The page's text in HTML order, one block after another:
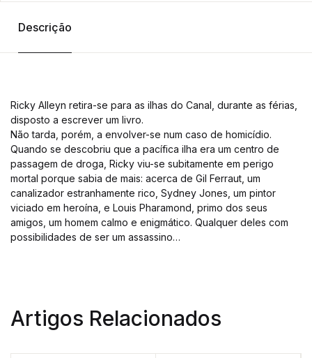
Descrição
Ricky Alleyn retira-se para as ilhas do Canal, durante as férias,
disposto a escrever um livro.
Não tarda, porém, a envolver-se num caso de homicídio.
Quando se descobriu que a pacífica ilha era um centro de
passagem de droga, Ricky viu-se subitamente em perigo
mortal porque sabia de mais: acerca de Gil Ferraut, um
canalizador estranhamente rico, Sydney Jones, um pintor
viciado em heroína, e Louis Pharamond, primo dos seus
amigos, um homem calmo e enigmático. Qualquer deles com
possibilidades de ser um assassino…
Artigos Relacionados